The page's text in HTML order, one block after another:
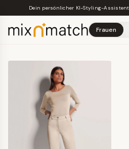
Skip to main content
Dein persönlicher KI-Styling-
Frauen